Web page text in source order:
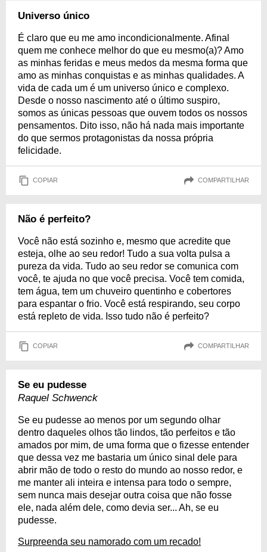
Universo único
É claro que eu me amo incondicionalmente. Afinal
quem me conhece melhor do que eu mesmo(a)? Amo
as minhas feridas e meus medos da mesma forma que
amo as minhas conquistas e as minhas qualidades. A
vida de cada um é um universo único e complexo.
Desde o nosso nascimento até o último suspiro,
somos as únicas pessoas que ouvem todos os nossos
pensamentos. Dito isso, não há nada mais importante
do que sermos protagonistas da nossa própria
felicidade.
COPIAR COMPARTILHAR
Não é perfeito?
Você não está sozinho e, mesmo que acredite que
esteja, olhe ao seu redor! Tudo a sua volta pulsa a
pureza da vida. Tudo ao seu redor se comunica com
você, te ajuda no que você precisa. Você tem comida,
tem água, tem um chuveiro quentinho e cobertores
para espantar o frio. Você está respirando, seu corpo
está repleto de vida. Isso tudo não é perfeito?
COPIAR COMPARTILHAR
Se eu pudesse
Raquel Schwenck
Se eu pudesse ao menos por um segundo olhar
dentro daqueles olhos tão lindos, tão perfeitos e tão
amados por mim, de uma forma que o fizesse entender
que dessa vez me bastaria um único sinal dele para
abrir mão de todo o resto do mundo ao nosso redor, e
me manter ali inteira e intensa para todo o sempre,
sem nunca mais desejar outra coisa que não fosse
ele, nada além dele, como devia ser... Ah, se eu
pudesse.
Surpreenda seu namorado com um recado!